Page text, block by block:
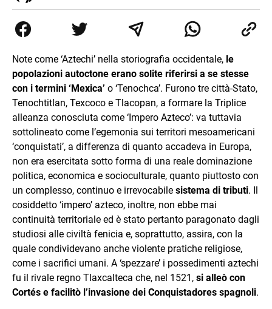
Giornalismo conseguiti alla Luiss, ho associato la
passione per la scrittura a quello per lo studio
imprenditore di me stesso.
Note come ‘Aztechi’ nella storiografia occidentale, le
popolazioni autoctone erano solite riferirsi a se stesse
con i termini ‘Mexica’ o ‘Tenochca’. Furono tre città-Stato,
Tenochtitlan, Texcoco e Tlacopan, a formare la Triplice
alleanza conosciuta come ‘Impero Azteco’: va tuttavia
sottolineato come l’egemonia sui territori mesoamericani
‘conquistati’, a differenza di quanto accadeva in Europa,
non era esercitata sotto forma di una reale dominazione
politica, economica e socioculturale, quanto piuttosto con
un complesso, continuo e irrevocabile sistema di tributi. Il
cosiddetto ‘impero’ azteco, inoltre, non ebbe mai
continuità territoriale ed è stato pertanto paragonato dagli
studiosi alle civiltà fenicia e, soprattutto, assira, con la
quale condividevano anche violente pratiche religiose,
come i sacrifici umani. A ‘spezzare’ i possedimenti aztechi
fu il rivale regno Tlaxcalteca che, nel 1521, si alleò con
Cortés e facilitò l’invasione dei Conquistadores spagnoli.